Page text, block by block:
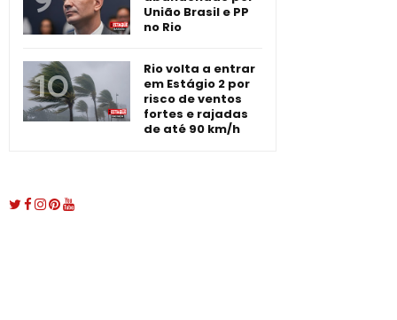
União Brasil e PP
no Rio
Rio volta a entrar
em Estágio 2 por
risco de ventos
fortes e rajadas
de até 90 km/h